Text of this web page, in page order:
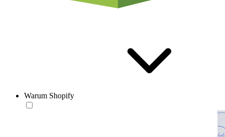
Warum Shopify